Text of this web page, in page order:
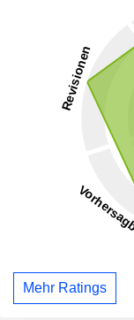
Mehr Ratings